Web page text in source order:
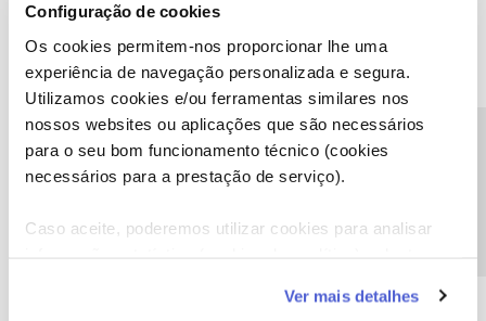
Configuração de cookies
Os cookies permitem-nos proporcionar lhe uma
experiência de navegação personalizada e segura.
Utilizamos cookies e/ou ferramentas similares nos
nossos websites ou aplicações que são necessários
para o seu bom funcionamento técnico (cookies
necessários para a prestação de serviço).
Caso aceite, poderemos utilizar cookies para analisar
funcionalidades (cookies de personalização e
Ver mais detalhes
Descubra as novidades de julho